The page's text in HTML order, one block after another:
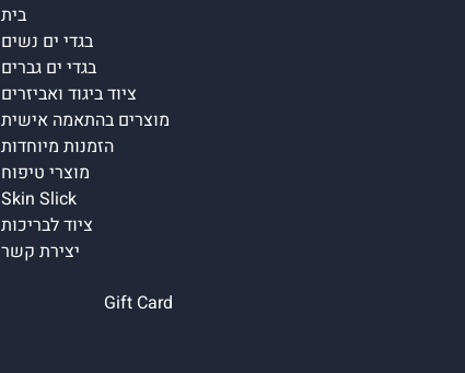
בית
בגדי ים נשים
בגדי ים גברים
ציוד ביגוד ואביזרים
מוצרים בהתאמה אישית
הזמנות מיוחדות
מוצרי טיפוח
Skin Slick
ציוד לבריכות
יצירת קשר
Gift Card